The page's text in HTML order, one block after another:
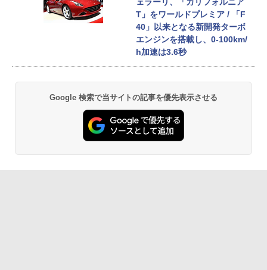
T」をワールドプレミア / 「F
40」以来となる新開発ターボ
エンジンを搭載し、0-100km/
h加速は3.6秒
Google 検索で当サイトの記事を優先表示させる